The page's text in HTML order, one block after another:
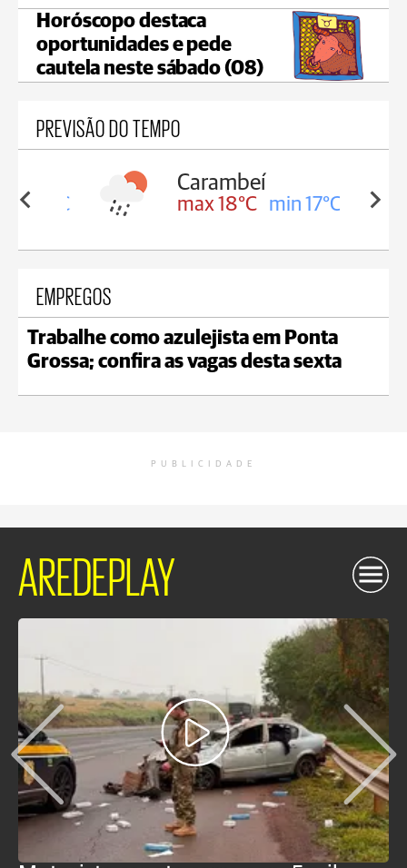
Horóscopo destaca
oportunidades e pede
cautela neste sábado (08)
PREVISÃO DO TEMPO
18°C
Carambeí
max 18°C min 17°C
EMPREGOS
Trabalhe como azulejista em Ponta
Grossa; confira as vagas desta sexta
PUBLICIDADE
AREDEPLAY